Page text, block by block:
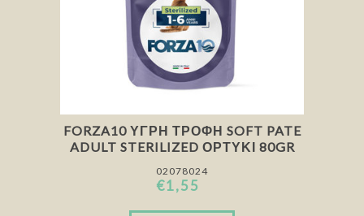
FORZA10 ΥΓΡΉ ΤΡΟΦΉ SOFT PATE
ADULT STERILIZED ΟΡΤΎΚΙ 80GR
02078024
€1,55